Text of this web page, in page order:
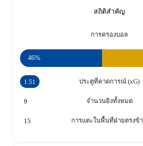
สถิติสำคัญ
การครองบอล
46%
ประตูที่คาดการณ์ (xG)
1.51
จำนวนยิงทั้งหมด
9
การแตะในพื้นที่ฝ่ายตรงข้
15